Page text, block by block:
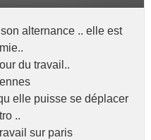
alternance .. elle est
du travail..
elle puisse se déplacer
..
sur paris